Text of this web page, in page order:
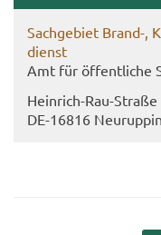
Sach­ge­biet Brand-​,
dienst
Amt für öf­fent­li­che
Heinrich-​Rau-
DE-​16816 Neu­rup­pin